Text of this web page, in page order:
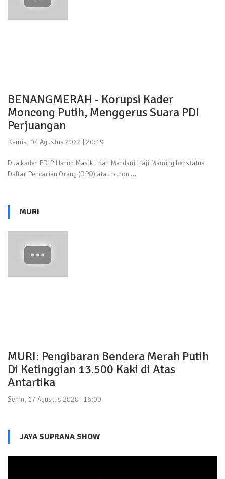
BENANGMERAH - Korupsi Kader
Moncong Putih, Menggerus Suara PDI
Perjuangan
Kamis, 04 Agustus 2022 | 20:19
Dua kader PDIP Harun Masiku dan Mardani Haji Maming berstatus
Daftar Pencarian Orang (DPO) atau buron ...
MURI
MURI: Pengibaran Bendera Merah Putih
Di Ketinggian 13.500 Kaki di Atas
Antartika
Senin, 17 Agustus 2020 | 16:00
JAYA SUPRANA SHOW